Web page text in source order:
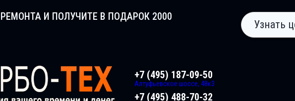
И ПОЛУЧИТЕ В ПОДАРОК 2000
Узнать
+7 (495) 187-09-50
Алтуфьевское шоссе, 48к3
+7 (495) 488-70-32